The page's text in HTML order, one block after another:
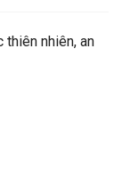
thiên nhiên, an